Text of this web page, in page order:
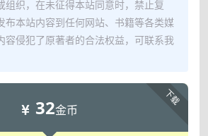
组织，在未征得本站同意时，禁止复
布本站内容到任何网站、书籍等各类媒
容侵犯了原著者的合法权益，可联系我
下载
32金币